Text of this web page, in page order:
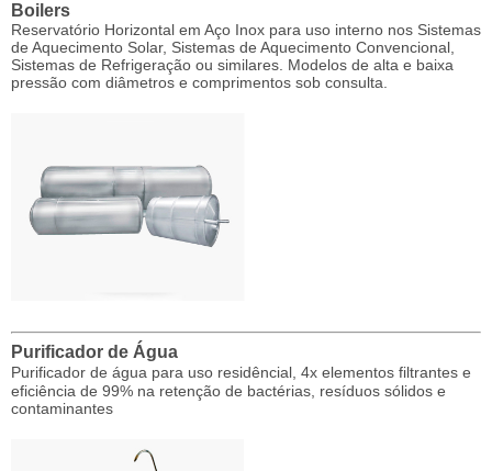
Boilers
Reservatório Horizontal em Aço Inox para uso interno nos Sistemas
de Aquecimento Solar, Sistemas de Aquecimento Convencional,
Sistemas de Refrigeração ou similares. Modelos de alta e baixa
pressão com diâmetros e comprimentos sob consulta.
Purificador de Água
Purificador de água para uso residêncial, 4x elementos filtrantes e
eficiência de 99% na retenção de bactérias, resíduos sólidos e
contaminantes